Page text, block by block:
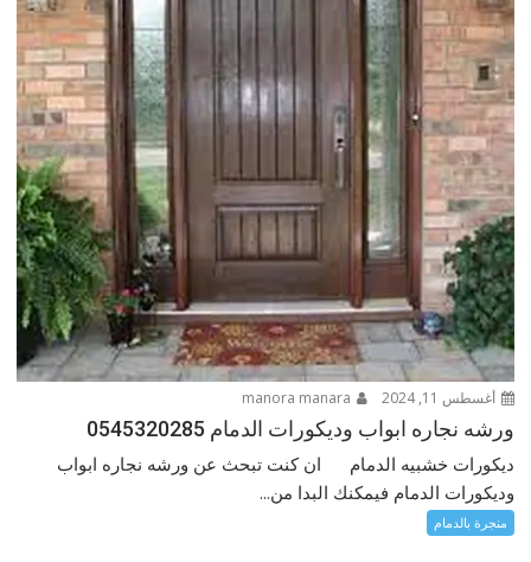
أغسطس 11, 2024
ورشه نجاره ابواب وديكورات الدمام 0545320285
ديكورات خشبيه الدمام ان كنت تبحث عن ورشه نجاره ابواب
وديكورات الدمام فيمكنك البدا من...
منجرة بالدمام